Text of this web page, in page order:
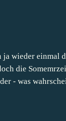
ja wieder einmal
die
- was